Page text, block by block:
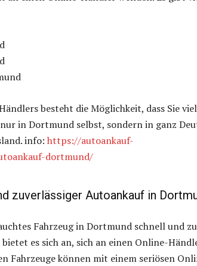
besteht die Möglichkeit, dass Sie
in Dortmund selbst, sondern in ganz
info: https://autoankauf-
dortmund/
zuverlässiger Autoankauf in
Fahrzeug in Dortmund schnell und
es sich an, sich an einen Online-
Fahrzeuge können mit einem seriösen